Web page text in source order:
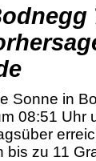
Sonne in
08:51 Uhr
bis zu 11